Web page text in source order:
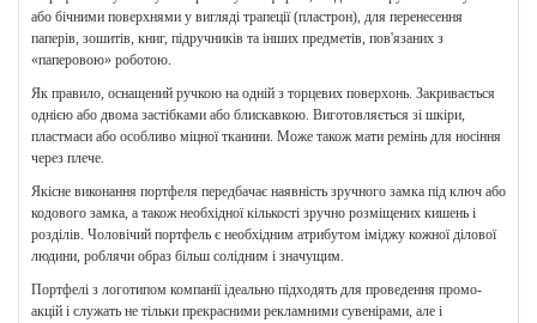
або бічними поверхнями у вигляді трапеції (пластрон), для перенесення
паперів, зошитів, книг, підручників та інших предметів, пов'язаних з
«паперовою» роботою.
Як правило, оснащений ручкою на одній з торцевих поверхонь. Закривається
однією або двома застібками або блискавкою. Виготовляється зі шкіри,
пластмаси або особливо міцної тканини. Може також мати ремінь для носіння
через плече.
Якісне виконання портфеля передбачає наявність зручного замка під ключ або
кодового замка, а також необхідної кількості зручно розміщених кишень і
розділів. Чоловічий портфель є необхідним атрибутом іміджу кожної ділової
людини, роблячи образ більш солідним і значущим.
Портфелі з логотипом компанії ідеально підходять для проведення промо-
акцій і служать не тільки прекрасними рекламними сувенірами, але і